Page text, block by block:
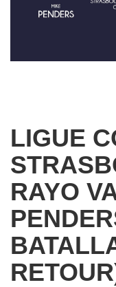
LIGUE
RAYO